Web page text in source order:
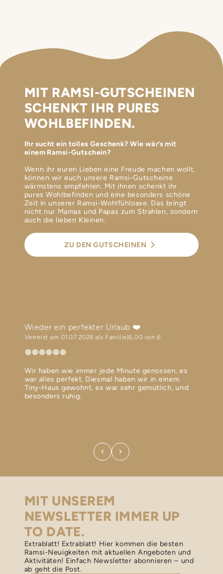
MIT RAMSI-GUTSCHEINEN
SCHENKT IHR PURES
WOHLBEFINDEN.
Ihr sucht ein tolles Geschenk? Wie wär’s mit
einem Ramsi-Gutschein?
Wenn ihr euren Lieben eine Freude machen wollt,
können wir euch unsere Ramsi-Gutscheine
wärmstens empfehlen. Mit ihnen schenkt ihr
pures Wohlbefinden und eine besonders schöne
Zeit in unserer Ramsi-Wohlfühloase. Das bringt
nicht nur Mamas und Papas zum Strahlen, sondern
auch die lieben Kleinen.
ZU DEN GUTSCHEINEN
Wieder ein perfekter Urlaub ❤️
Verreist am 01.07.2026 als Familie 6,00 von 6
Wir haben wie immer jede Minute genossen, es
war alles perfekt. Diesmal haben wir in einem
Tiny-Haus gewohnt, es war sehr gemütlich, und
besonders ruhig.
MIT UNSEREM
NEWSLETTER IMMER UP
TO DATE.
Extrablatt! Extrablatt! Hier kommen die besten
Ramsi-Neuigkeiten mit aktuellen Angeboten und
Aktivitäten! Einfach Newsletter abonnieren – und
ab geht die Post.